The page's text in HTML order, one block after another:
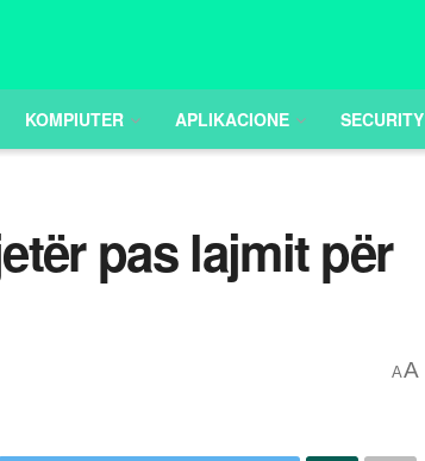
KOMPIUTER APLIKACIONE SECURITY
pas lajmit për
AA